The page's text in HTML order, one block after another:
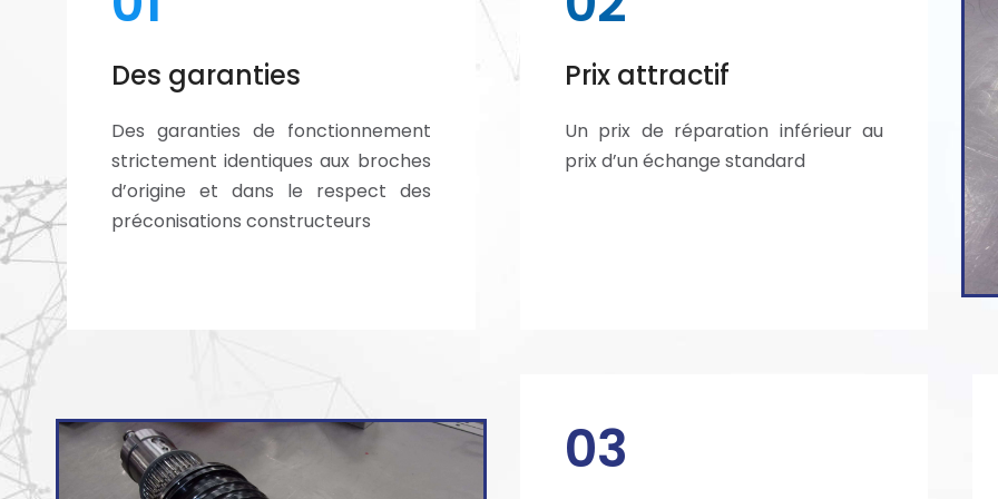
Des garanties
Des garanties de fonctionnement
strictement identiques aux broches
d’origine et dans le respect des
préconisations constructeurs
Prix attractif
Un prix de réparation inférieur au
prix d’un échange standard
03